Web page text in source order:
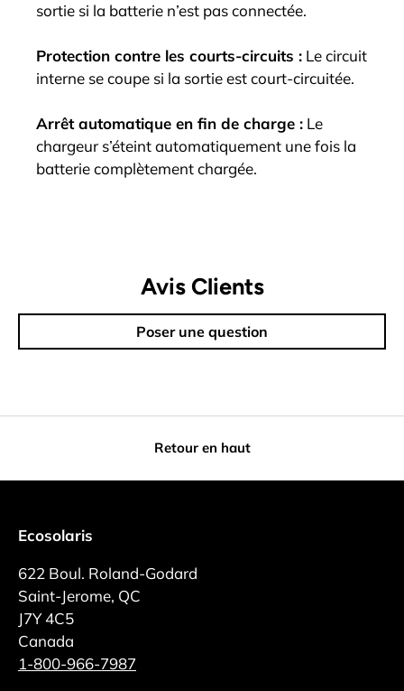
sortie si la batterie n’est pas connectée.
Protection contre les courts-circuits : Le circuit
interne se coupe si la sortie est court-circuitée.
Arrêt automatique en fin de charge : Le
chargeur s’éteint automatiquement une fois la
batterie complètement chargée.
Avis Clients
Poser une question
Retour en haut
Ecosolaris
622 Boul. Roland-Godard
Saint-Jerome, QC
J7Y 4C5
Canada
1-800-966-7987